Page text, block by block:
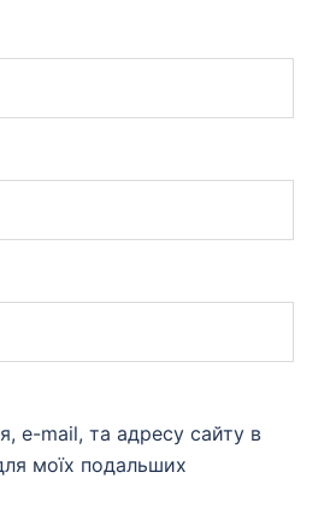
e-mail, та адресу сайту в
моїх подальших